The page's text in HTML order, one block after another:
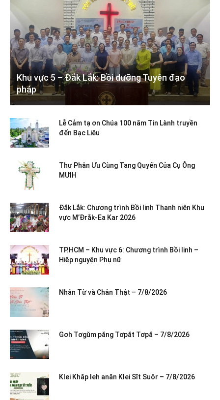
Khu vực 5 – Đắk Lắk: Bồi dưỡng Tuyên đạo
pháp
Lễ Cảm tạ ơn Chúa 100 năm Tin Lành truyền
đến Bạc Liêu
Thư Phân Ưu Cùng Tang Quyến Của Cụ Ông
MƯIH
Đắk Lắk: Chương trình Bồi linh Thanh niên Khu
vực M’Đrắk-Ea Kar 2026
TP.HCM – Khu vực 6: Chương trình Bồi linh –
Hiệp nguyện Phụ nữ
Nhân Từ và Chân Thật – 7/8/2026
Gơh Tơgŭm păng Tơpăt Tơpă – 7/8/2026
Klei Khăp leh anăn Klei Sĭt Suôr – 7/8/2026